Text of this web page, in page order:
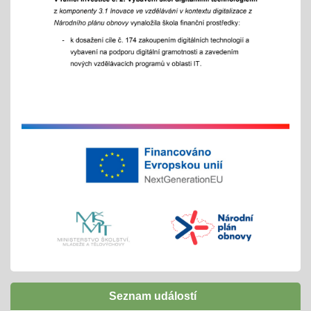
01.09.2025
- celoškoní akce 1.- 5. 9./ aktivity pro zlepšení
komunikace a sociálního klima
tradiční červnové akce
inovativní vzdělávání
Buďme EKO, buďme FAJN
inov. vzdělávání Šablony II OPJAK
celoškolní projekt
Zápisy do ZŠ pro školní rok 2025/2026
Seznam událostí